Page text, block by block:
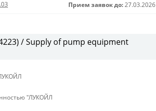
Прием заявок до: 27.03.2026
/ Supply of pump equipment
"ЛУКОЙЛ